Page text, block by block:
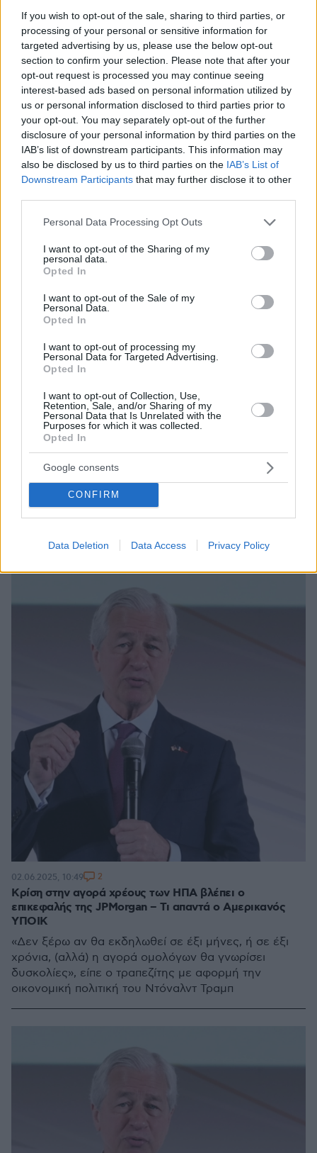
If you wish to opt-out of the sale, sharing to third parties, or
processing of your personal or sensitive information for
targeted advertising by us, please use the below opt-out
section to confirm your selection. Please note that after your
opt-out request is processed you may continue seeing
interest-based ads based on personal information utilized by
us or personal information disclosed to third parties prior to
your opt-out. You may separately opt-out of the further
disclosure of your personal information by third parties on the
IAB’s list of downstream participants. This information may
also be disclosed by us to third parties on the IAB’s List of
Downstream Participants that may further disclose it to other
Please note that this website/app uses one or more Google
not limited to your visit or usage behaviour. You may click to
grant or deny consent to Google and its third-party tags to
use your data for below specified purposes in below Google
consent section.
Personal Data Processing Opt Outs
I want to opt-out of the Sharing of my
personal data.
Opted In
I want to opt-out of the Sale of my
Personal Data.
Opted In
I want to opt-out of processing my
Personal Data for Targeted Advertising.
Opted In
I want to opt-out of Collection, Use,
Retention, Sale, and/or Sharing of my
Personal Data that Is Unrelated with the
Purposes for which it was collected.
Opted In
Google consents
CONFIRM
Data Deletion Data Access Privacy Policy
Το δείπνο έρχεται σε μια στιγμή που ο Τραμπ
αντιμετωπίζει αυξανόμενη πολιτική πίεση σχετικά με
την οικονομία και την οικονομική προσιτότητα, που
συνέβαλαν στις εκλογικές νίκες των Δημοκρατικών
σε Νιου Τζέρσεϊ και Βιρτζίνια την περασμένη
εβδομάδα
Ντάιμον (JP Morgan): Η Ευρώπη χάνει τη μάχη του
ανταγωνισμού με ΗΠΑ και Κίνα
Ο CEO της JP Morgan επέκρινε με αιχμηρό τρόπο
την Ευρώπη προειδοποιώντας την πως χάνει συνεχώς
11.07.2025, 08:55
Κρίση στην αγορά χρέους των ΗΠΑ βλέπει ο
επικεφαλής της JPMorgan – Τι απαντά ο Αμερικανός
ΥΠΟΙΚ
«Δεν ξέρω αν θα εκδηλωθεί σε έξι μήνες, ή σε έξι
χρόνια, (αλλά) η αγορά ομολόγων θα γνωρίσει
δυσκολίες», είπε ο τραπεζίτης με αφορμή την
οικονομική πολιτική του Ντόναλντ Τραμπ
02.06.2025, 10:49 2